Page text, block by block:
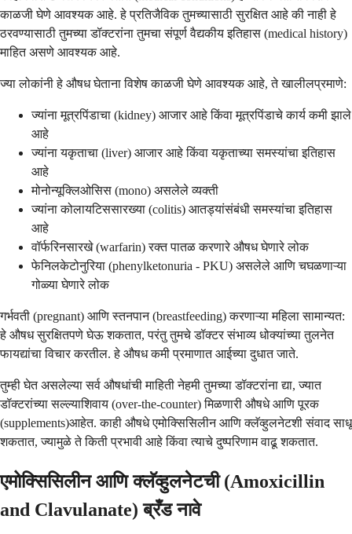
काळजी घेणे आवश्यक आहे. हे प्रतिजैविक तुमच्यासाठी सुरक्षित आहे की नाही हे
ठरवण्यासाठी तुमच्या डॉक्टरांना तुमचा संपूर्ण वैद्यकीय इतिहास (medical history)
माहित असणे आवश्यक आहे.
ज्या लोकांनी हे औषध घेताना विशेष काळजी घेणे आवश्यक आहे, ते खालीलप्रमाणे:
ज्यांना मूत्रपिंडाचा (kidney) आजार आहे किंवा मूत्रपिंडाचे कार्य कमी झाले
आहे
ज्यांना यकृताचा (liver) आजार आहे किंवा यकृताच्या समस्यांचा इतिहास
आहे
मोनोन्यूक्लिओसिस (mono) असलेले व्यक्ती
ज्यांना कोलायटिससारख्या (colitis) आतड्यांसंबंधी समस्यांचा इतिहास
आहे
वॉर्फरिनसारखे (warfarin) रक्त पातळ करणारे औषध घेणारे लोक
फेनिलकेटोनुरिया (phenylketonuria - PKU) असलेले आणि चघळणाऱ्या
गोळ्या घेणारे लोक
गर्भवती (pregnant) आणि स्तनपान (breastfeeding) करणाऱ्या महिला सामान्यत:
हे औषध सुरक्षितपणे घेऊ शकतात, परंतु तुमचे डॉक्टर संभाव्य धोक्यांच्या तुलनेत
फायद्यांचा विचार करतील. हे औषध कमी प्रमाणात आईच्या दुधात जाते.
तुम्ही घेत असलेल्या सर्व औषधांची माहिती नेहमी तुमच्या डॉक्टरांना द्या, ज्यात
डॉक्टरांच्या सल्ल्याशिवाय (over-the-counter) मिळणारी औषधे आणि पूरक
(supplements)आहेत. काही औषधे एमोक्सिसिलीन आणि क्लॅव्हुलनेटशी संवाद साधू
शकतात, ज्यामुळे ते किती प्रभावी आहे किंवा त्याचे दुष्परिणाम वाढू शकतात.
एमोक्सिसिलीन आणि क्लॅव्हुलनेटची (Amoxicillin
and Clavulanate) ब्रँड नावे